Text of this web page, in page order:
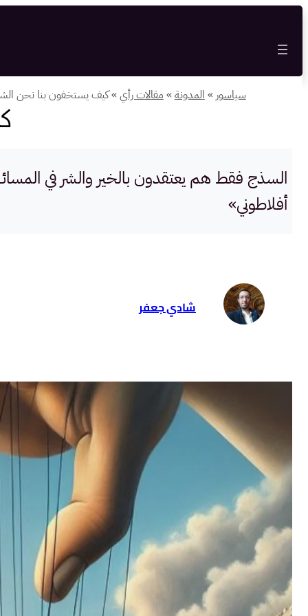
المحتوى
سياسور »المدونة»مقالات رأي»كيف يستخفون بنا نحن
السذج فقط هم يعتقدون بالخير والشر في
أفلاطوني»
شادي جعفر